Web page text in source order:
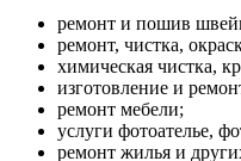
ремонт и пошив
ремонт, чистка,
химическая чистка,
изготовление и
ремонт мебели;
услуги фотоателье,
ремонт жилья и